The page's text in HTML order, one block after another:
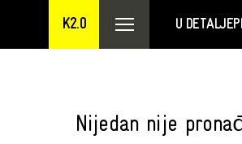
K2.0 U DETALJE
Nijedan nije